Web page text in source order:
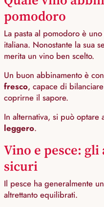
pomodoro
La pasta al pomodoro è
italiana. Nonostante la sua
merita un vino ben scelto.
Un buon abbinamento è
fresco, capace di
coprirne il sapore.
In alternativa, si può optare
leggero.
Vino e pesce:
sicuri
Il pesce ha generalmente
altrettanto equilibrati.